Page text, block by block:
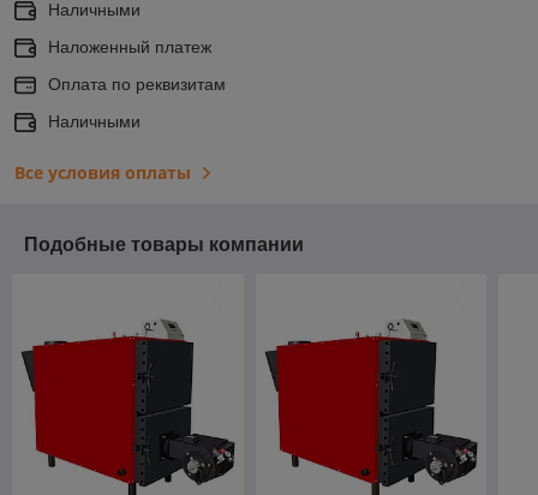
Наличными
Наложенный платеж
Оплата по реквизитам
Наличными
Все условия оплаты
Подобные товары компании